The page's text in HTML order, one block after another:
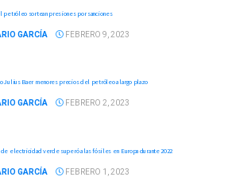
petróleo sortean presiones por sanciones
GARCÍA FEBRERO 9, 2023
Julius Baer menores precios del petróleo a largo plazo
GARCÍA FEBRERO 2, 2023
de electricidad verde superó a las fósiles en Europa durante 2022
GARCÍA FEBRERO 1, 2023